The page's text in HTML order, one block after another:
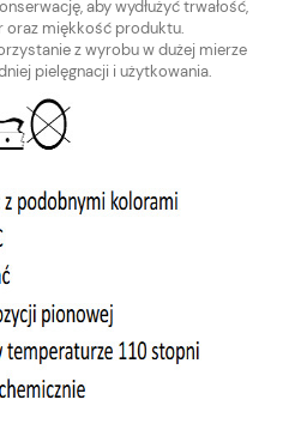
aby wydłużyć trwałość,
oraz miękkość produktu.
z wyrobu w dużej mierze
pielęgnacji i użytkowania.